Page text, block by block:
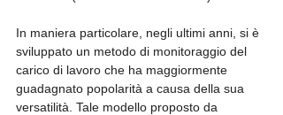
In maniera particolare, negli ultimi anni, si è
sviluppato un metodo di monitoraggio del
carico di lavoro che ha maggiormente
guadagnato popolarità a causa della sua
versatilità. Tale modello proposto da